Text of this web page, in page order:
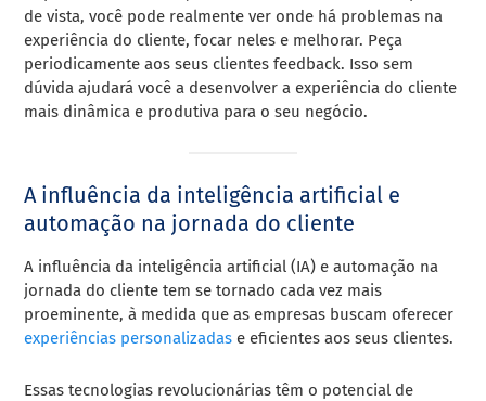
de vista, você pode realmente ver onde há problemas na
experiência do cliente, focar neles e melhorar. Peça
periodicamente aos seus clientes feedback. Isso sem
dúvida ajudará você a desenvolver a experiência do cliente
mais dinâmica e produtiva para o seu negócio.
A influência da inteligência artificial e
automação na jornada do cliente
A influência da inteligência artificial (IA) e automação na
jornada do cliente tem se tornado cada vez mais
proeminente, à medida que as empresas buscam oferecer
experiências personalizadas e eficientes aos seus clientes.
Essas tecnologias revolucionárias têm o potencial de